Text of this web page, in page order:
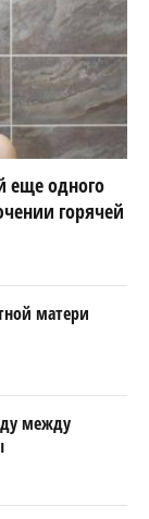
еще одного
горячей
матери
между